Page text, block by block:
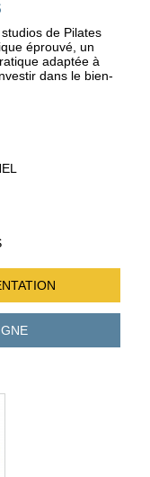
de Pilates
éprouvé, un
adaptée à
dans le bien-